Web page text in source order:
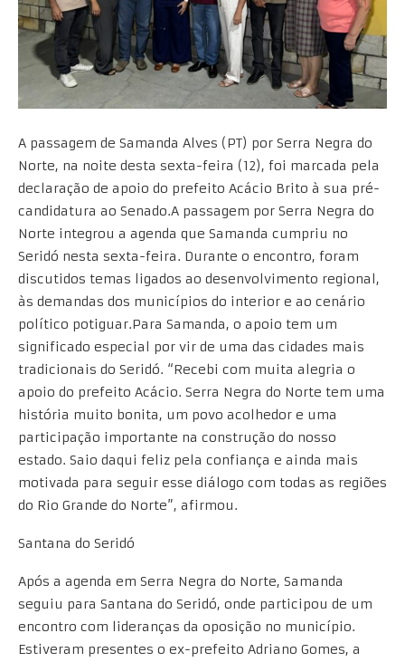
A passagem de Samanda Alves (PT) por Serra Negra do
Norte, na noite desta sexta-feira (12), foi marcada pela
declaração de apoio do prefeito Acácio Brito à sua pré-
candidatura ao Senado.A passagem por Serra Negra do
Norte integrou a agenda que Samanda cumpriu no
Seridó nesta sexta-feira. Durante o encontro, foram
discutidos temas ligados ao desenvolvimento regional,
às demandas dos municípios do interior e ao cenário
político potiguar.Para Samanda, o apoio tem um
significado especial por vir de uma das cidades mais
tradicionais do Seridó. “Recebi com muita alegria o
apoio do prefeito Acácio. Serra Negra do Norte tem uma
história muito bonita, um povo acolhedor e uma
participação importante na construção do nosso
estado. Saio daqui feliz pela confiança e ainda mais
motivada para seguir esse diálogo com todas as regiões
do Rio Grande do Norte”, afirmou.
Santana do Seridó
Após a agenda em Serra Negra do Norte, Samanda
seguiu para Santana do Seridó, onde participou de um
encontro com lideranças da oposição no município.
Estiveram presentes o ex-prefeito Adriano Gomes, a